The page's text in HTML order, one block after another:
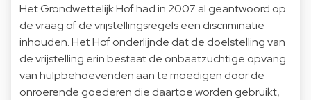
Het Grondwettelijk Hof had in 2007 al geantwoord op
de vraag of de vrijstellingsregels een discriminatie
inhouden. Het Hof onderlijnde dat de doelstelling van
de vrijstelling erin bestaat de onbaatzuchtige opvang
van hulpbehoevenden aan te moedigen door de
onroerende goederen die daartoe worden gebruikt,